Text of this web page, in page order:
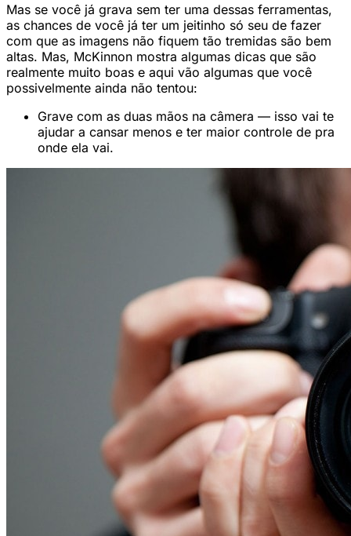
Mas se você já grava sem ter uma dessas ferramentas,
as chances de você já ter um jeitinho só seu de fazer
com que as imagens não fiquem tão tremidas são bem
altas. Mas, McKinnon mostra algumas dicas que são
realmente muito boas e aqui vão algumas que você
possivelmente ainda não tentou:
Grave com as duas mãos na câmera — isso vai te
ajudar a cansar menos e ter maior controle de pra
onde ela vai.